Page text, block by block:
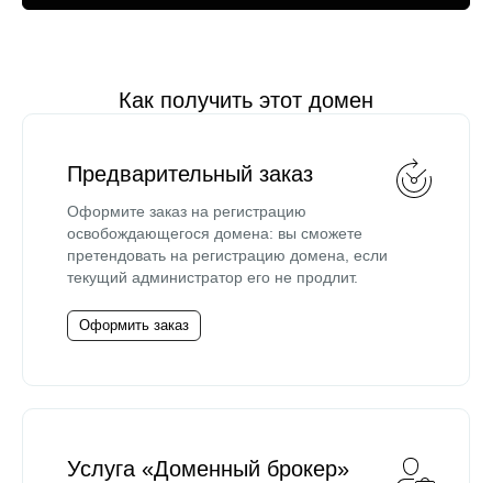
Как получить этот домен
Предварительный заказ
Оформите заказ на регистрацию
освобождающегося домена: вы сможете
претендовать на регистрацию домена, если
текущий администратор его не продлит.
Оформить заказ
Услуга «Доменный брокер»